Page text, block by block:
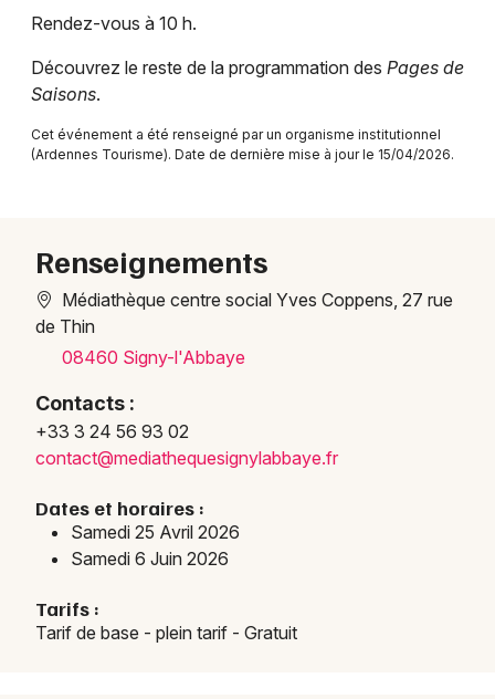
Ateliers dans le Grand Est
Newsletter des sorties
Actus à Charleville-Mézières
Magazine à Charleville-Mézières
08 - Ardennes
Rendez-vous à 10 h.
Découvrez le reste de la programmation des Pages de
Saisons.
Cet événement a été renseigné par un organisme institutionnel
(Ardennes Tourisme). Date de dernière mise à jour le 15/04/2026.
Renseignements
Médiathèque centre social Yves Coppens, 27 rue
de Thin
08460 Signy-l'Abbaye
Contacts :
+33 3 24 56 93 02
contact@mediathequesignylabbaye.fr
Dates et horaires :
Samedi 25 Avril 2026
Samedi 6 Juin 2026
Tarifs :
Tarif de base - plein tarif - Gratuit